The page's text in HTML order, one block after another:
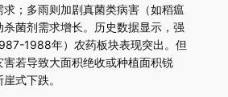
；多雨则加剧真菌类病害（如稻瘟
菌剂需求增长。历史数据显示，强
1988年）农药板块表现突出。但
害若导致大面积绝收或种植面积锐
式下跌。